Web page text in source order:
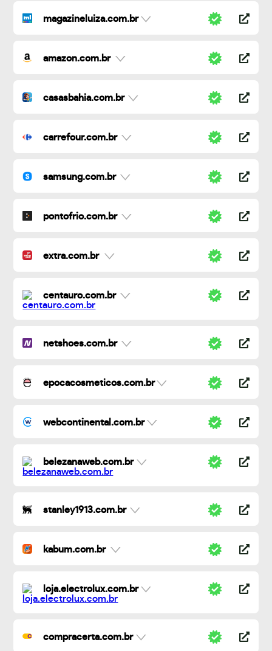
magazineluiza.com.br
amazon.com.br
casasbahia.com.br
carrefour.com.br
samsung.com.br
pontofrio.com.br
extra.com.br
centauro.com.br
netshoes.com.br
epocacosmeticos.com.br
webcontinental.com.br
belezanaweb.com.br
stanley1913.com.br
kabum.com.br
loja.electrolux.com.br
compracerta.com.br